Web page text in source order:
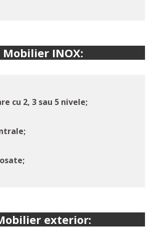
Mobilier INOX:
cu 2, 3 sau 5 nivele;
exterior: